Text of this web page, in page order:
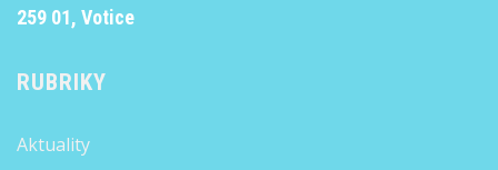
259 01, Votice
RUBRIKY
Aktuality